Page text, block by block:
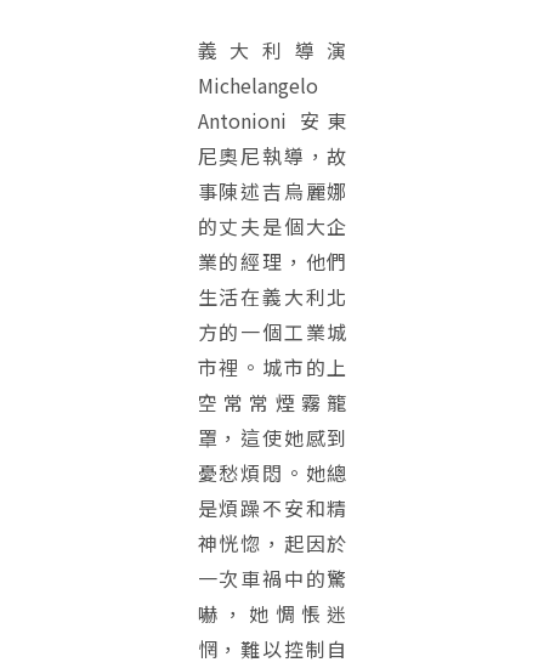
義大利導演
Michelangelo
Antonioni 安東
尼奧尼執導，故
事陳述吉烏麗娜
的丈夫是個大企
業的經理，他們
生活在義大利北
方的一個工業城
市裡。城市的上
空常常煙霧籠
罩，這使她感到
憂愁煩悶。她總
是煩躁不安和精
神恍惚，起因於
一次車禍中的驚
嚇，她惆悵迷
惘，難以控制自